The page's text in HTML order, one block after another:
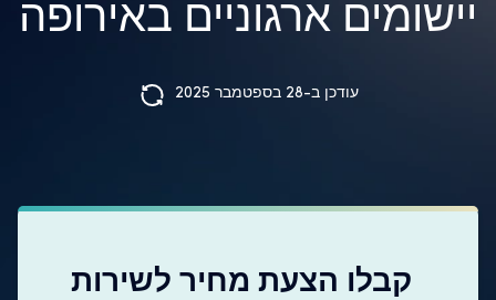
יישומים ארגוניים באירופה
עודכן ב-28 בספטמבר 2025
קבלו הצעת מחיר לשירות